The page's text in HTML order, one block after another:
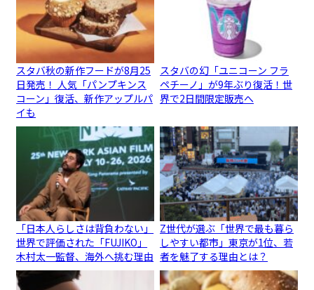
スタバ秋の新作フードが8月25
日発売！ 人気「パンプキンス
コーン」復活、新作アップルパ
イも
スタバの幻「ユニコーン フラ
ペチーノ」が9年ぶり復活！世
界で2日間限定販売へ
「日本人らしさは背負わない」
世界で評価された「FUJIKO」
木村太一監督、海外へ挑む理由
Z世代が選ぶ「世界で最も暮ら
しやすい都市」東京が1位、若
者を魅了する理由とは？